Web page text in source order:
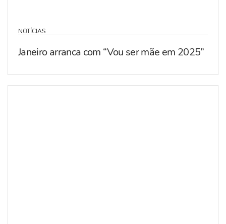
NOTÍCIAS
Janeiro arranca com “Vou ser mãe em 2025”